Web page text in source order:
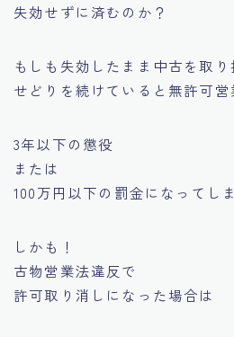
失効せずに済むのか？
もしも失効したまま中古を取り
せどりを続けていると無許可営
3年以下の懲役
または
100万円以下の罰金になってし
しかも！
古物営業法違反で
許可取り消しになった場合は